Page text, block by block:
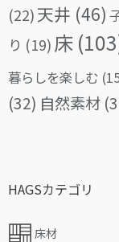
(22)天井 (46)
り (19) 床
暮らしを楽しむ
(32) 自然素材
HAGSカテゴリ
床材